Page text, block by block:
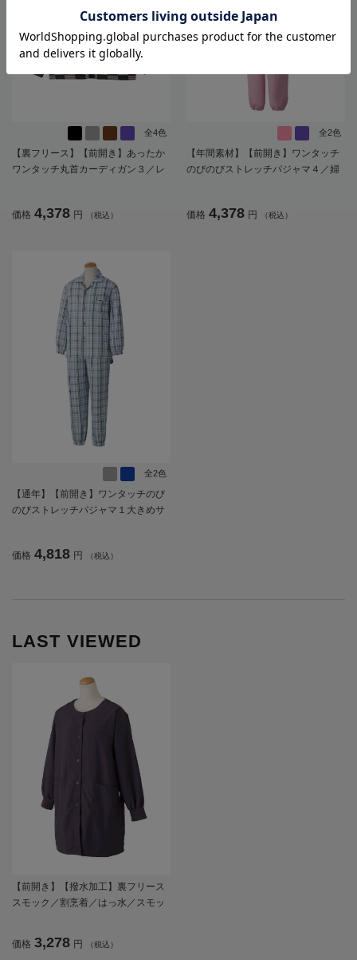
全4色
【裏フリース】【前開き】あったか
ワンタッチ丸首カーディガン３／レ
たり／ギフト／プレゼント【CF】
価格 4,378 円 （税込）
全2色
【年間素材】【前開き】ワンタッチ
のびのびストレッチパジャマ４／婦
しやすい／手口・足口ゴム【CF】
価格 4,378 円 （税込）
全2色
【通年】【前開き】ワンタッチのび
のびストレッチパジャマ１大きめサ
付／後ろ長め【CF】
価格 4,818 円 （税込）
LAST VIEWED
【前開き】【撥水加工】裏フリース
スモック／割烹着／はっ水／スモッ
価格 3,278 円 （税込）